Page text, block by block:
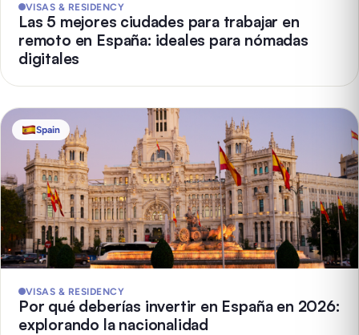
VISAS & RESIDENCY
Las 5 mejores ciudades para trabajar en
remoto en España: ideales para nómadas
digitales
Spain
VISAS & RESIDENCY
Por qué deberías invertir en España en 2026:
explorando la nacionalidad